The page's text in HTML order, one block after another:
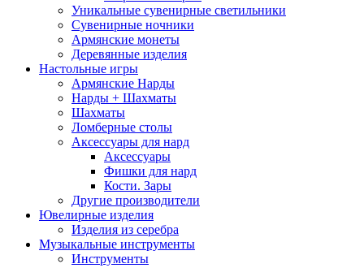
Уникальные сувенирные светильники
Сувенирные ночники
Армянские монеты
Деревянные изделия
Настольные игры
Армянские Нарды
Нарды + Шахматы
Шахматы
Ломберные столы
Аксессуары для нард
Аксессуары
Фишки для нард
Кости. Зары
Другие производители
Ювелирные изделия
Изделия из серебра
Музыкальные инструменты
Инструменты